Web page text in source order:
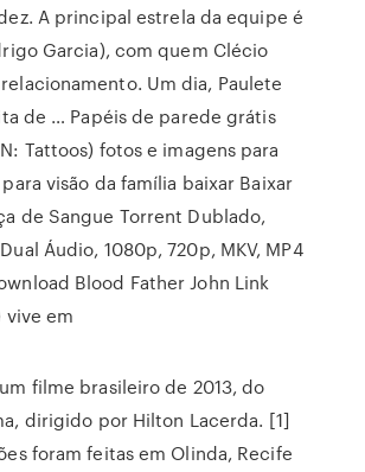
A principal estrela da equipe é
Garcia), com quem Clécio
Um dia, Paulete
de … Papéis de parede grátis
Tattoos) fotos e imagens para
visão da família baixar Baixar
de Sangue Torrent Dublado,
Áudio, 1080p, 720p, MKV, MP4
Blood Father John Link
vive em
filme brasileiro de 2013, do
dirigido por Hilton Lacerda. [1]
foram feitas em Olinda, Recife